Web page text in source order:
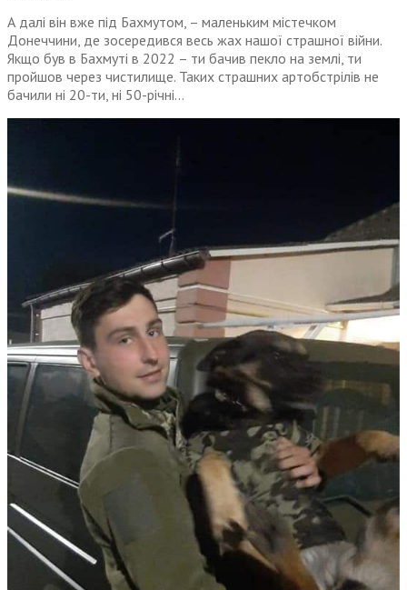
А далі він вже під Бахмутом, – маленьким містечком
Донеччини, де зосередився весь жах нашої страшної війни.
Якщо був в Бахмуті в 2022 – ти бачив пекло на землі, ти
пройшов через чистилище. Таких страшних артобстрілів не
бачили ні 20-ти, ні 50-річні…